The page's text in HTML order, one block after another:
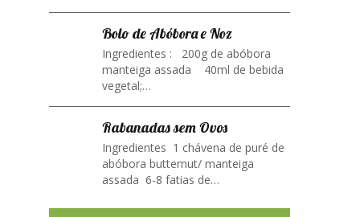
Bolo de Abóbora e Noz
Ingredientes : 200g de abóbora
manteiga assada 40ml de bebida
vegetal;…
Rabanadas sem Ovos
Ingredientes 1 chávena de puré de
abóbora butternut/ manteiga
assada 6-8 fatias de…